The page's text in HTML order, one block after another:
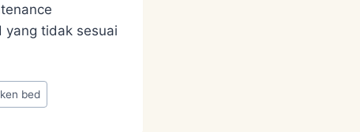
yang tidak sesuai
bed